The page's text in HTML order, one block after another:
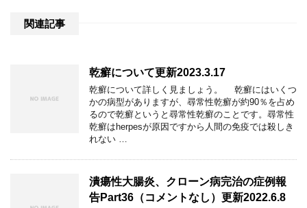
関連記事
乾癬について更新2023.3.17
乾癬について詳しく見ましょう。 乾癬にはいくつ
かの病型がありますが、尋常性乾癬が約90％を占め
るので乾癬というと尋常性乾癬のことです。尋常性
乾癬はherpesが原因ですから人間の免疫では殺しき
れない …
潰瘍性大腸炎、クローン病完治の症例報
告Part36（コメントなし）更新2022.6.8